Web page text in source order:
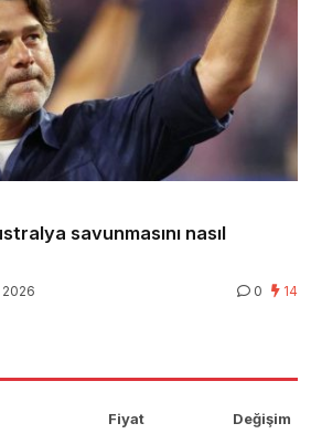
savunmasını nasıl
2026 0 14
Fiyat Değişim